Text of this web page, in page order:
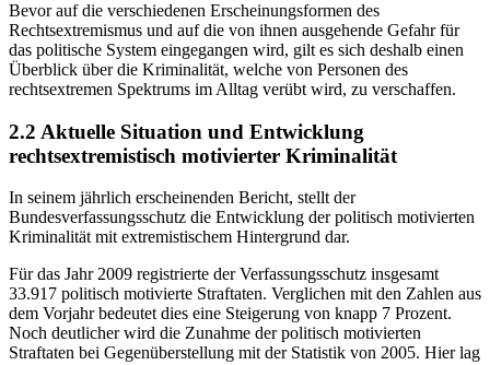
Bevor auf die verschiedenen Erscheinungsformen des
Rechtsextremismus und auf die von ihnen ausgehende Gefahr für
das politische System eingegangen wird, gilt es sich deshalb einen
Überblick über die Kriminalität, welche von Personen des
rechtsextremen Spektrums im Alltag verübt wird, zu verschaffen.
2.2 Aktuelle Situation und Entwicklung
rechtsextremistisch motivierter Kriminalität
In seinem jährlich erscheinenden Bericht, stellt der
Bundesverfassungsschutz die Entwicklung der politisch motivierten
Kriminalität mit extremistischem Hintergrund dar.
Für das Jahr 2009 registrierte der Verfassungsschutz insgesamt
33.917 politisch motivierte Straftaten. Verglichen mit den Zahlen aus
dem Vorjahr bedeutet dies eine Steigerung von knapp 7 Prozent.
Noch deutlicher wird die Zunahme der politisch motivierten
Straftaten bei Gegenüberstellung mit der Statistik von 2005. Hier lag